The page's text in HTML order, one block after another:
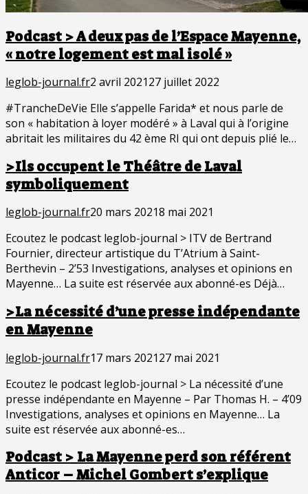
Podcast > A deux pas de l’Espace Mayenne,
« notre logement est mal isolé »
leglob-journal.fr2 avril 202127 juillet 2022
#TrancheDeVie Elle s’appelle Farida* et nous parle de
son « habitation à loyer modéré » à Laval qui à l’origine
abritait les militaires du 42 ème RI qui ont depuis plié le…
>Ils occupent le Théâtre de Laval
symboliquement
leglob-journal.fr20 mars 20218 mai 2021
Ecoutez le podcast leglob-journal > ITV de Bertrand
Fournier, directeur artistique du T’Atrium à Saint-
Berthevin – 2’53 Investigations, analyses et opinions en
Mayenne… La suite est réservée aux abonné-es Déjà…
>La nécessité d’une presse indépendante
en Mayenne
leglob-journal.fr17 mars 202127 mai 2021
Ecoutez le podcast leglob-journal > La nécessité d’une
presse indépendante en Mayenne – Par Thomas H. – 4’09
Investigations, analyses et opinions en Mayenne… La
suite est réservée aux abonné-es…
Podcast > La Mayenne perd son référent
Anticor – Michel Gombert s’explique